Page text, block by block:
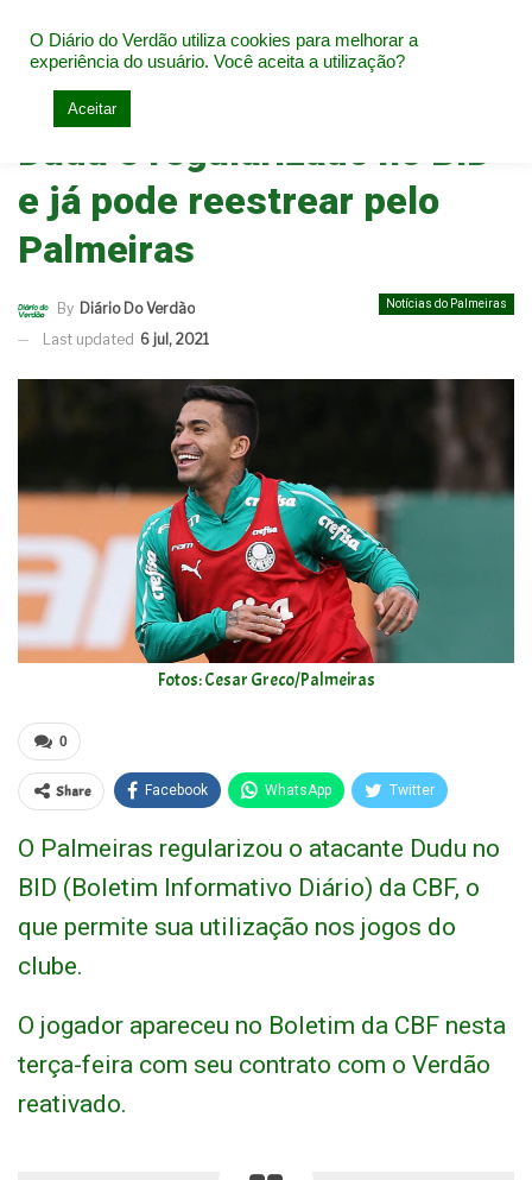
Home Notícias do Palmeiras
Dudu é regularizado no BID
e já pode reestrear pelo
Palmeiras
Notícias do Palmeiras
By Diário Do Verdão
Last updated 6 jul, 2021
Fotos: Cesar Greco/Palmeiras
0
Share Facebook WhatsApp Twitter
O Palmeiras regularizou o atacante Dudu no
BID (Boletim Informativo Diário) da CBF, o
que permite sua utilização nos jogos do
clube.
O jogador apareceu no Boletim da CBF nesta
terça-feira com seu contrato com o Verdão
reativado.
O Diário do Verdão utiliza cookies para melhorar a
experiência do usuário. Você aceita a utilização?
Aceitar